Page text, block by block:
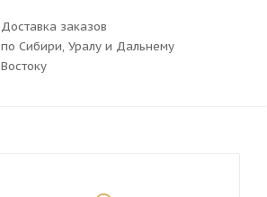
Доставка заказов
по Сибири, Уралу и Дальнему
Востоку